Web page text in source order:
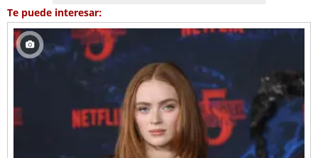
Te puede interesar: